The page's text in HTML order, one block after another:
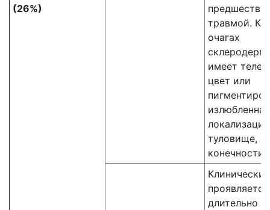
(26%)
травмой.
очагах
имеет
цвет или
излюбленная
туловище,
конечности.
Клинически
проявляется
длительно